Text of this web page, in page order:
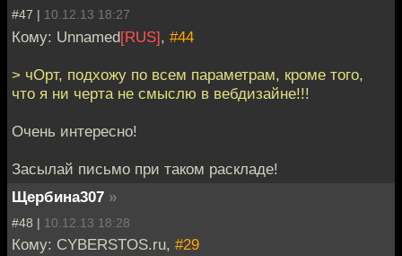
#47 | 10.12.13 18:27
Кому: Unnamed[RUS], #44
> чОрт, подхожу по всем параметрам, кроме того,
что я ни черта не смыслю в вебдизайне!!!
Очень интересно!
Засылай письмо при таком раскладе!
Щербина307 »
#48 | 10.12.13 18:28
Кому: CYBERSTOS.ru, #29